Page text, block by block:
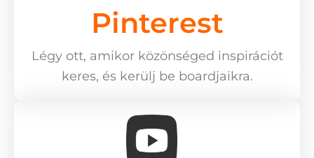
Pinterest
Légy ott, amikor közönséged inspirációt
keres, és kerülj be boardjaikra.